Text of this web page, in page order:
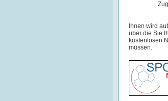
Ihnen wird
über die Sie
kostenlosen
müssen.